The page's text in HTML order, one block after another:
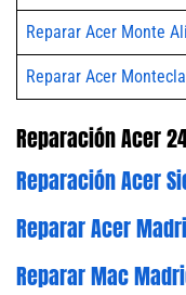
Reparar Acer Monte
Reparar Acer
Reparación Acer
Reparación Acer
Reparar Acer
Reparar Mac